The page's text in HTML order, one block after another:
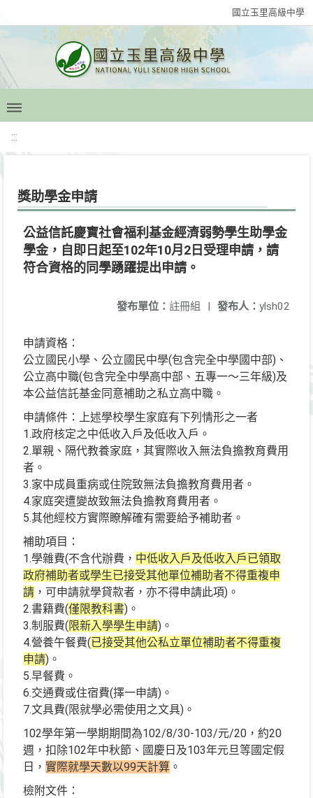
國立玉里高級中學
:::
獎助學金申請
公益信託慶寶社會福利基金經濟弱勢學生助學金
學金，自即日起至102年10月2日受理申請，請
符合資格的同學踴躍提出申請。
發布人： ylsh02
發布單位： 註冊組 |
申請資格：
公立國民小學、公立國民中學(包含完全中學國中部)、
公立高中職(包含完全中學高中部、五專一～三年級)及
本公益信託基金同意補助之私立高中職。
申請條件：上述學校學生家庭有下列情形之一者
1.政府核定之中低收入戶及低收入戶。
2.單親、隔代教養家庭，其實際收入無法負擔教育費用
者。
3.家中成員重病或住院致無法負擔教育費用者。
4.家庭突遭變故致無法負擔教育費用者。
5.其他經校方實際瞭解確有需要給予補助者。
補助項目：
1.學雜費(不含代辦費， 中低收入戶及低收入戶已領取
政府補助者或學生已接受其他單位補助者不得重複申
請 ，可申請就學貸款者，亦不得申請此項)。
2.書籍費(僅限教科書)。
3.制服費(限新入學學生申請)。
4.營養午餐費(已接受其他公私立單位補助者不得重複
申請)。
5.早餐費。
6.交通費或住宿費(擇一申請)。
7.文具費(限就學必需使用之文具)。
102學年第一學期期間為102/8/30-103/元/20，約20
週，扣除102年中秋節、國慶日及103年元旦等國定假
日， 實際就學天數以99天計算 。
檢附文件：